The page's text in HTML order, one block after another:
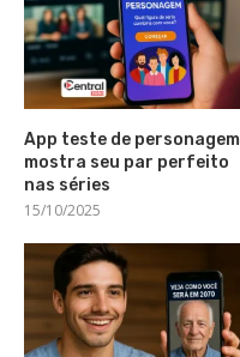
App teste de personagem
mostra seu par perfeito
nas séries
15/10/2025